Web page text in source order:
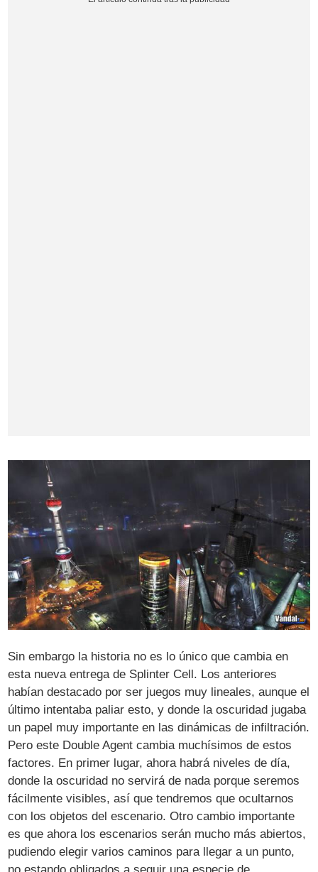
Sin embargo la historia no es lo único que cambia en
esta nueva entrega de Splinter Cell. Los anteriores
habían destacado por ser juegos muy lineales, aunque el
último intentaba paliar esto, y donde la oscuridad jugaba
un papel muy importante en las dinámicas de infiltración.
Pero este Double Agent cambia muchísimos de estos
factores. En primer lugar, ahora habrá niveles de día,
donde la oscuridad no servirá de nada porque seremos
fácilmente visibles, así que tendremos que ocultarnos
con los objetos del escenario. Otro cambio importante
es que ahora los escenarios serán mucho más abiertos,
pudiendo elegir varios caminos para llegar a un punto,